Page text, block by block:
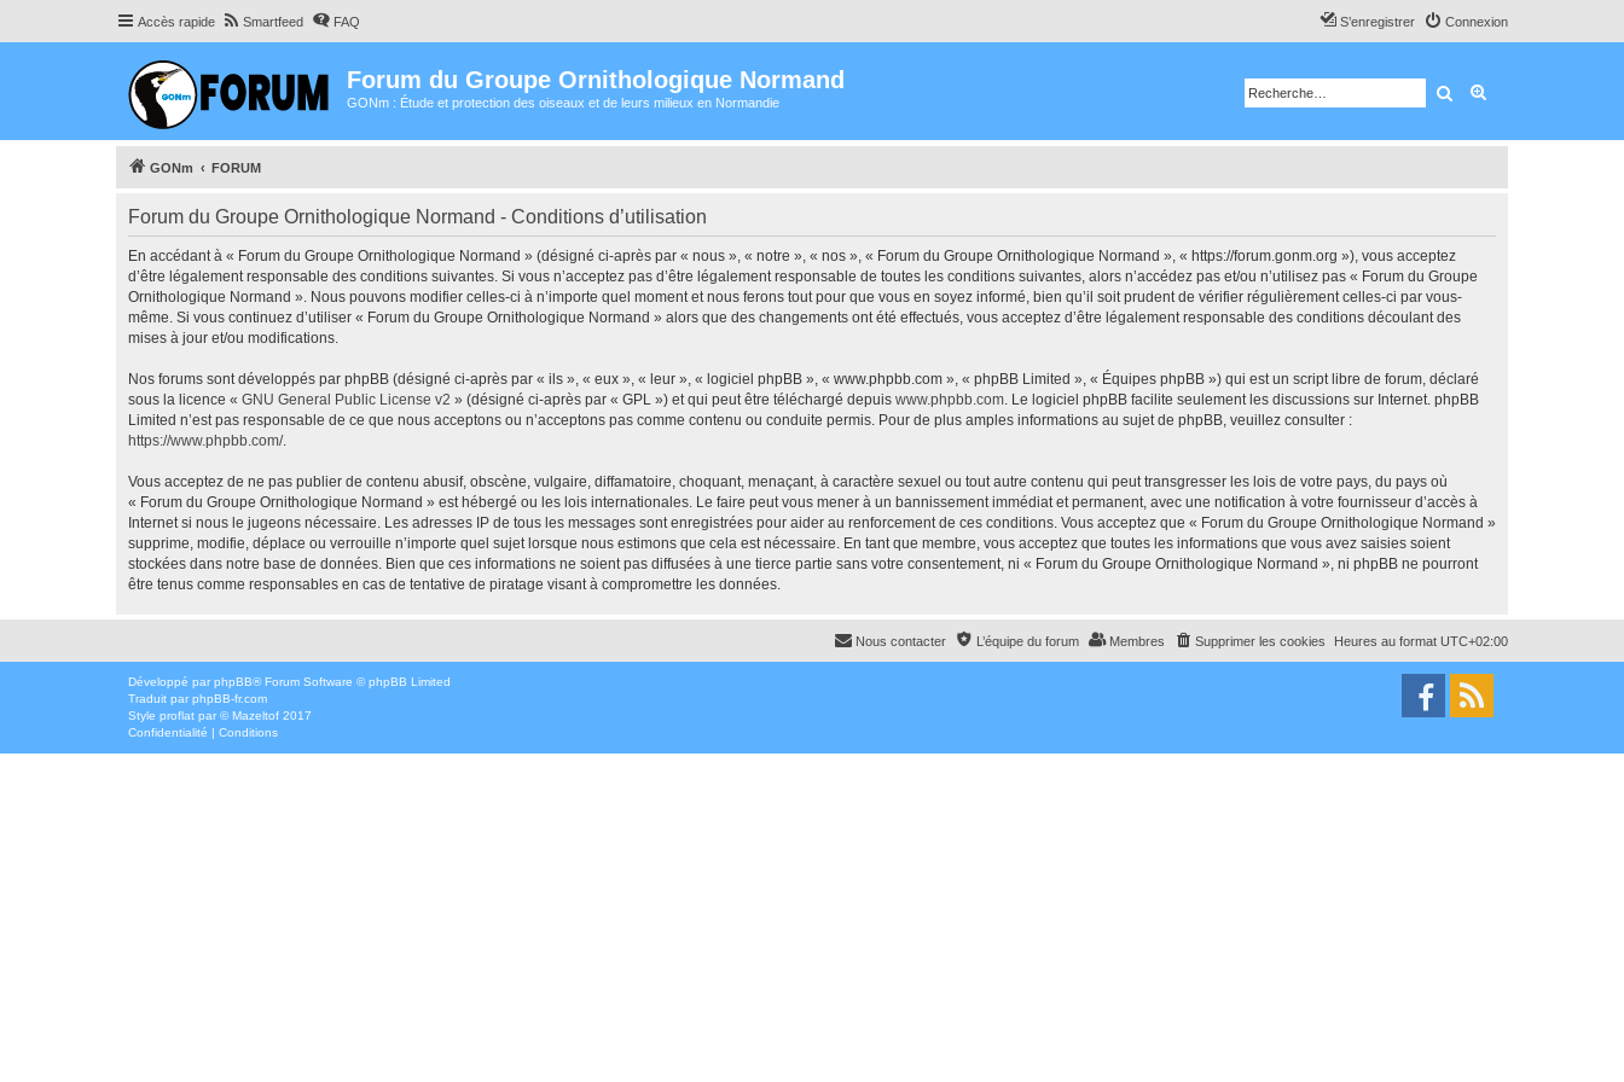
Accès rapide Smartfeed FAQ Connexion
S’enregistrer
Forum du Groupe Ornithologique Normand
GONm : Étude et protection des oiseaux et de leurs milieux en Normandie Rechercher
GONm FORUM
Forum du Groupe Ornithologique Normand - Conditions d’utilisation
En accédant à « Forum du Groupe Ornithologique Normand » (désigné ci-après par « nous », « notre », « nos », « Forum du Groupe Ornithologique Normand », « https://forum.gonm.org »), vous acceptez
d’être légalement responsable des conditions suivantes. Si vous n’acceptez pas d’être légalement responsable de toutes les conditions suivantes, alors n’accédez pas et/ou n’utilisez pas « Forum du Groupe
Ornithologique Normand ». Nous pouvons modifier celles-ci à n’importe quel moment et nous ferons tout pour que vous en soyez informé, bien qu’il soit prudent de vérifier régulièrement celles-ci par vous-
même. Si vous continuez d’utiliser « Forum du Groupe Ornithologique Normand » alors que des changements ont été effectués, vous acceptez d’être légalement responsable des conditions découlant des
mises à jour et/ou modifications.
Nos forums sont développés par phpBB (désigné ci-après par « ils », « eux », « leur », « logiciel phpBB », « www.phpbb.com », « phpBB Limited », « Équipes phpBB ») qui est un script libre de forum, déclaré
sous la licence « GNU General Public License v2 » (désigné ci-après par « GPL ») et qui peut être téléchargé depuis www.phpbb.com. Le logiciel phpBB facilite seulement les discussions sur Internet. phpBB
Limited n’est pas responsable de ce que nous acceptons ou n’acceptons pas comme contenu ou conduite permis. Pour de plus amples informations au sujet de phpBB, veuillez consulter :
https://www.phpbb.com/.
Vous acceptez de ne pas publier de contenu abusif, obscène, vulgaire, diffamatoire, choquant, menaçant, à caractère sexuel ou tout autre contenu qui peut transgresser les lois de votre pays, du pays où
« Forum du Groupe Ornithologique Normand » est hébergé ou les lois internationales. Le faire peut vous mener à un bannissement immédiat et permanent, avec une notification à votre fournisseur d’accès à
Internet si nous le jugeons nécessaire. Les adresses IP de tous les messages sont enregistrées pour aider au renforcement de ces conditions. Vous acceptez que « Forum du Groupe Ornithologique Normand »
supprime, modifie, déplace ou verrouille n’importe quel sujet lorsque nous estimons que cela est nécessaire. En tant que membre, vous acceptez que toutes les informations que vous avez saisies soient
stockées dans notre base de données. Bien que ces informations ne soient pas diffusées à une tierce partie sans votre consentement, ni « Forum du Groupe Ornithologique Normand », ni phpBB ne pourront
être tenus comme responsables en cas de tentative de piratage visant à compromettre les données.
Heures au format UTC+02:00
Supprimer les cookies
Membres
L’équipe du forum
Nous contacter
Développé par phpBB® Forum Software © phpBB Limited
Traduit par phpBB-fr.com
Style proflat par ©Mazeltof 2017
Confidentialité | Conditions